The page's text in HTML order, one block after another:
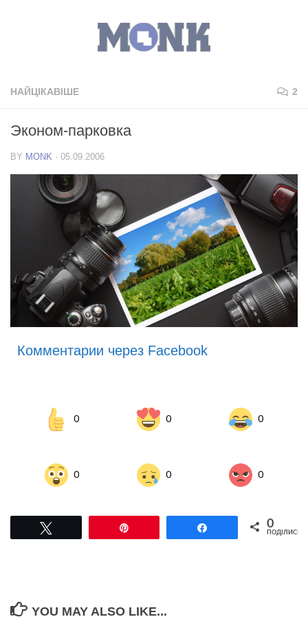
НАЙЦІКАВІШЕ 2
Эконом-парковка
BY MONK · 05.09.2006
Комментарии через Facebook
0 0 0
0 0 0
Поділитися0
ПОДІЛИСЬ
YOU MAY ALSO LIKE...